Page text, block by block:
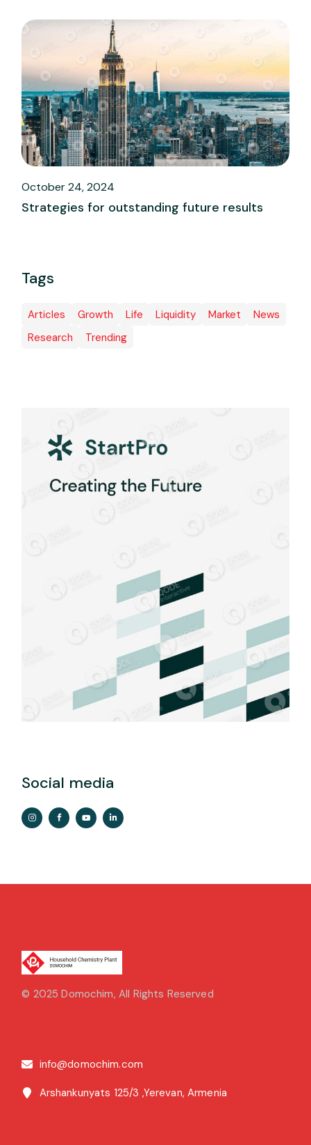
October 24, 2024
Strategies for outstanding future results
Tags
Articles Growth Life Liquidity Market
News
Research
Trending
Social media
© 2025Domochim, All Rights Reserved
info@domochim.com
Arshankunyats 125/3 ,Yerevan, Armenia